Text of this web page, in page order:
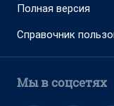
Полная версия
Справочник
Мы в соцсетях